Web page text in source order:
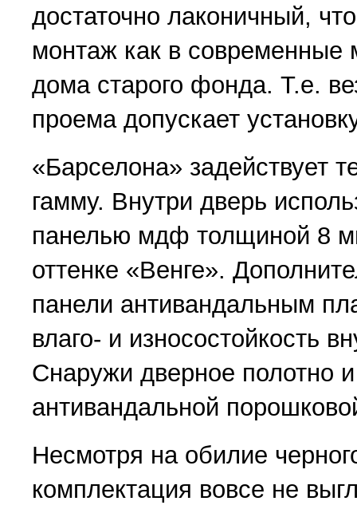
достаточно лаконичный,
монтаж как в современные
дома старого фонда. Т.е.
проема допускает
«Барселона» задействует
гамму. Внутри дверь
панелью мдф толщиной 8
оттенке «Венге».
панели антивандальным
влаго- и износостойкость
Снаружи дверное полотно
антивандальной
Несмотря на обилие
комплектация вовсе не